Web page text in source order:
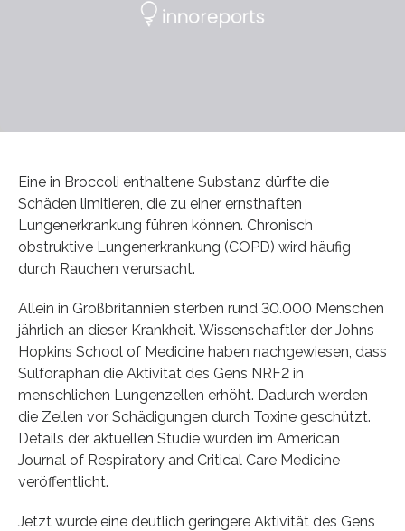
Eine in Broccoli enthaltene Substanz dürfte die
Schäden limitieren, die zu einer ernsthaften
Lungenerkrankung führen können. Chronisch
obstruktive Lungenerkrankung (COPD) wird häufig
durch Rauchen verursacht.
Allein in Großbritannien sterben rund 30.000 Menschen
jährlich an dieser Krankheit. Wissenschaftler der Johns
Hopkins School of Medicine haben nachgewiesen, dass
Sulforaphan die Aktivität des Gens NRF2 in
menschlichen Lungenzellen erhöht. Dadurch werden
die Zellen vor Schädigungen durch Toxine geschützt.
Details der aktuellen Studie wurden im American
Journal of Respiratory and Critical Care Medicine
veröffentlicht.
Jetzt wurde eine deutlich geringere Aktivität des Gens